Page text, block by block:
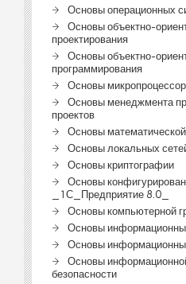
Основы операционных
Основы объектно-
проектирования
Основы объектно-
программирования
Основы
Основы менеджмента
проектов
Основы математической
Основы локальных
Основы криптографии
Основы
_1С_Предприятие 8.0_
Основы компьютерной
Основы
Основы
Основы
безопасности